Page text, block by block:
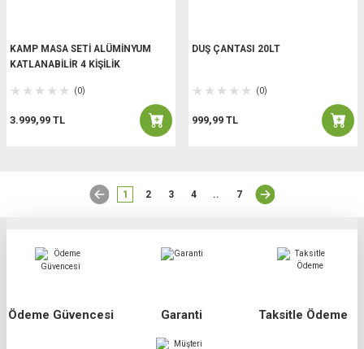
KAMP MASA SETİ ALÜMİNYUM
KATLANABİLİR 4 KİŞİLİK
(0)
3.999,99 TL
DUŞ ÇANTASI 20LT
(0)
999,99 TL
1 2 3 4 .. 7
Ödeme Güvencesi Garanti Taksitle Ödeme